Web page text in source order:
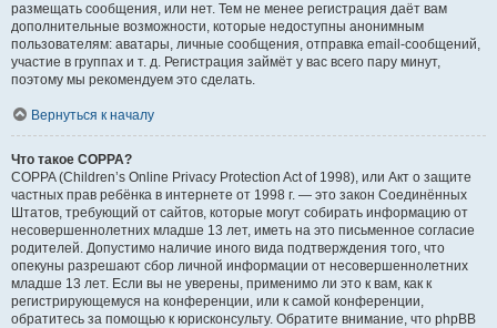
размещать сообщения, или нет. Тем не менее регистрация даёт вам
дополнительные возможности, которые недоступны анонимным
пользователям: аватары, личные сообщения, отправка email-сообщений,
участие в группах и т. д. Регистрация займёт у вас всего пару минут,
поэтому мы рекомендуем это сделать.
Вернуться к началу
Что такое COPPA?
COPPA (Children’s Online Privacy Protection Act of 1998), или Акт о защите
частных прав ребёнка в интернете от 1998 г. — это закон Соединённых
Штатов, требующий от сайтов, которые могут собирать информацию от
несовершеннолетних младше 13 лет, иметь на это письменное согласие
родителей. Допустимо наличие иного вида подтверждения того, что
опекуны разрешают сбор личной информации от несовершеннолетних
младше 13 лет. Если вы не уверены, применимо ли это к вам, как к
регистрирующемуся на конференции, или к самой конференции,
обратитесь за помощью к юрисконсульту. Обратите внимание, что phpBB